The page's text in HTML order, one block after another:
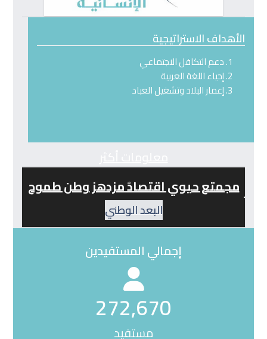
الأهداف الاستراتيجية
دعم التكافل الاجتماعي
إحياء اللغة العربية
إعمار البلاد وتشغيل العباد
مجمتع حيوي اقتصادٌ مزدهز وطن طموح
البعد الوطني
إجمالي المستفيدين
272,670
مستفيد